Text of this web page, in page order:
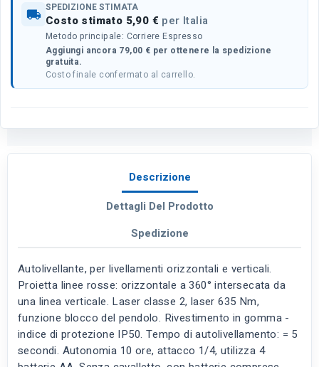
local_shipping SPEDIZIONE STIMATA
Costo stimato 5,90 € per Italia
Metodo principale: Corriere Espresso
Aggiungi ancora 79,00 € per ottenere la spedizione
gratuita.
Costo finale confermato al carrello.
Descrizione
Dettagli Del Prodotto
Spedizione
Autolivellante, per livellamenti orizzontali e verticali.
Proietta linee rosse: orizzontale a 360° intersecata da
una linea verticale. Laser classe 2, laser 635 Nm,
funzione blocco del pendolo. Rivestimento in gomma -
indice di protezione IP50. Tempo di autolivellamento: = 5
secondi. Autonomia 10 ore, attacco 1/4, utilizza 4